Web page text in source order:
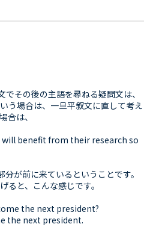
その後の主語を尋ねる疑問文は、
う場合は、一旦平叙文に直して考え
合は、
will benefit from their research so
分が前に来ているということです。
ると、こんな感じです。
the next president?
the next president.